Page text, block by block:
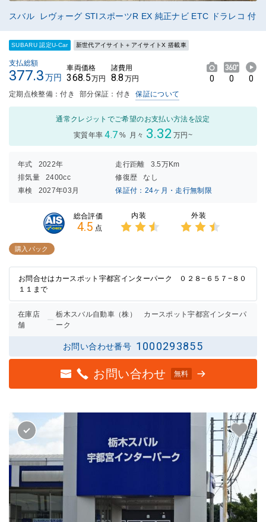
スバル レヴォーグ STIスポーツR EX 純正ナビ ETC ドラレコ 付
SUBARU 認定U-Car 新世代アイサイト＋アイサイトX 搭載車
支払総額
377.3万円
車両価格
368.5万円
諸費用
8.8 万円 0 0 0
定期点検整備：付き 部分保証：付き 保証について
通常クレジットでご希望のお支払い方法を設定
実質年率 4.7 % 月々 3.32 万円~
年式 2022年 走行距離
3.5万Km
排気量
2400cc 修復歴
なし
車検
2027年03月 保証付：24ヶ月・走行無制限
総合評価
4.5 点
内装 外装
購入パック
お問合せはカースポット宇都宮インターパーク ０２８−６５７−８０
１１まで
在庫店
舗
栃木スバル自動車（株） カースポット宇都宮インターパ
ーク
お問い合わせ番号 1000293855
お問い合わせ 無料